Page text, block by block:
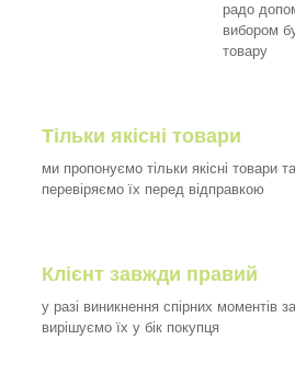
радо
вибором
товару
Тільки якісні товари
ми пропонуємо тільки якісні товари
перевіряємо їх перед відправкою
Клієнт завжди правий
у разі виникнення спірних моментів
вирішуємо їх у бік покупця